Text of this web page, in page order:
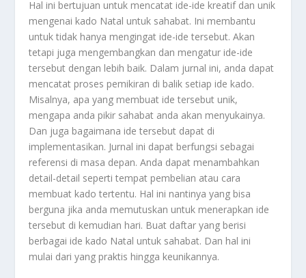
Hal ini bertujuan untuk mencatat ide-ide kreatif dan unik
mengenai kado Natal untuk sahabat. Ini membantu
untuk tidak hanya mengingat ide-ide tersebut. Akan
tetapi juga mengembangkan dan mengatur ide-ide
tersebut dengan lebih baik. Dalam jurnal ini, anda dapat
mencatat proses pemikiran di balik setiap ide kado.
Misalnya, apa yang membuat ide tersebut unik,
mengapa anda pikir sahabat anda akan menyukainya.
Dan juga bagaimana ide tersebut dapat di
implementasikan. Jurnal ini dapat berfungsi sebagai
referensi di masa depan. Anda dapat menambahkan
detail-detail seperti tempat pembelian atau cara
membuat kado tertentu. Hal ini nantinya yang bisa
berguna jika anda memutuskan untuk menerapkan ide
tersebut di kemudian hari. Buat daftar yang berisi
berbagai ide kado Natal untuk sahabat. Dan hal ini
mulai dari yang praktis hingga keunikannya.